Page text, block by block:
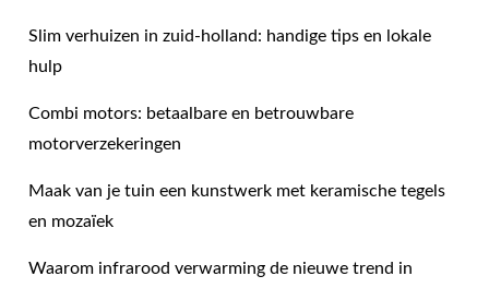
Slim verhuizen in zuid-holland: handige tips en lokale
hulp
Combi motors: betaalbare en betrouwbare
motorverzekeringen
Maak van je tuin een kunstwerk met keramische tegels
en mozaïek
Waarom infrarood verwarming de nieuwe trend in